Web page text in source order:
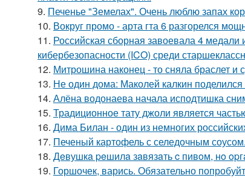
9. Печенье "Земелах". Очень люблю запах
10. Вокруг промо - арта гта 6 разгорелся
11. Российская сборная завоевала 4
кибербезопасности (ICO) среди
12. Митрошина наконец - то сняла браслет и
13. Не один дома: Маколей калкин поделился
14. Алёна водонаева начала исподтишка
15. Традиционное тату джоли является
16. Дима Билан - один из немногих
17. Печеный картофель с селедочным соусом.
18. Дeвушкa peшилa зaвязaть c пивoм, нo
19. Горшочек, варись. Обязательно